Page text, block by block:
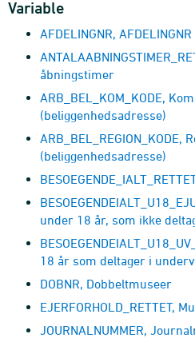
Variable
AFDELINGNR, AFDELINGNR
åbningstimer
ARB_BEL_KOM_KODE,
(beliggenhedsadresse)
ARB_BEL_REGION_KODE,
(beliggenhedsadresse)
under 18 år, som ikke
18 år som deltager i
DOBNR, Dobbeltmuseer
EJERFORHOLD_RETTET,
JOURNALNUMMER,